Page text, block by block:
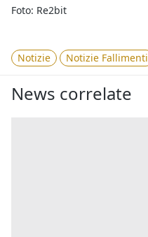
Foto: Re2bit
Notizie Notizie Fallimenti
News correlate